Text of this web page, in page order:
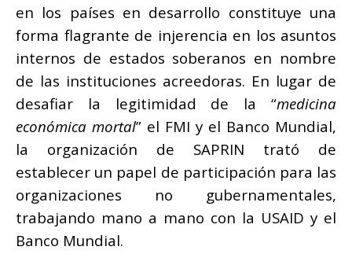
en los países en desarrollo constituye una
forma flagrante de injerencia en los asuntos
internos de estados soberanos en nombre
de las instituciones acreedoras. En lugar de
desafiar la legitimidad de la “medicina
económica mortal” el FMI y el Banco Mundial,
la organización de SAPRIN trató de
establecer un papel de participación para las
organizaciones no gubernamentales,
trabajando mano a mano con la USAID y el
Banco Mundial.